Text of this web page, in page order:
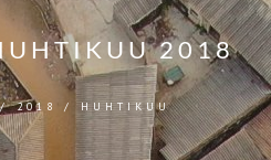
2018
2018 /HUHTIKUU